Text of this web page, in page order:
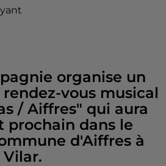
organise un
vous musical
/ Aiffres" qui aura
prochain dans le
d'Aiffres à
Vilar.